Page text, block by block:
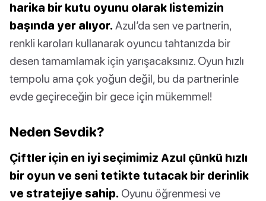
harika bir kutu oyunu olarak listemizin
başında yer alıyor. Azul’da sen ve partnerin,
renkli karoları kullanarak oyuncu tahtanızda bir
desen tamamlamak için yarışacaksınız. Oyun hızlı
tempolu ama çok yoğun değil, bu da partnerinle
evde geçireceğin bir gece için mükemmel!
Neden Sevdik?
Çiftler için en iyi seçimimiz Azul çünkü hızlı
bir oyun ve seni tetikte tutacak bir derinlik
ve stratejiye sahip. Oyunu öğrenmesi ve